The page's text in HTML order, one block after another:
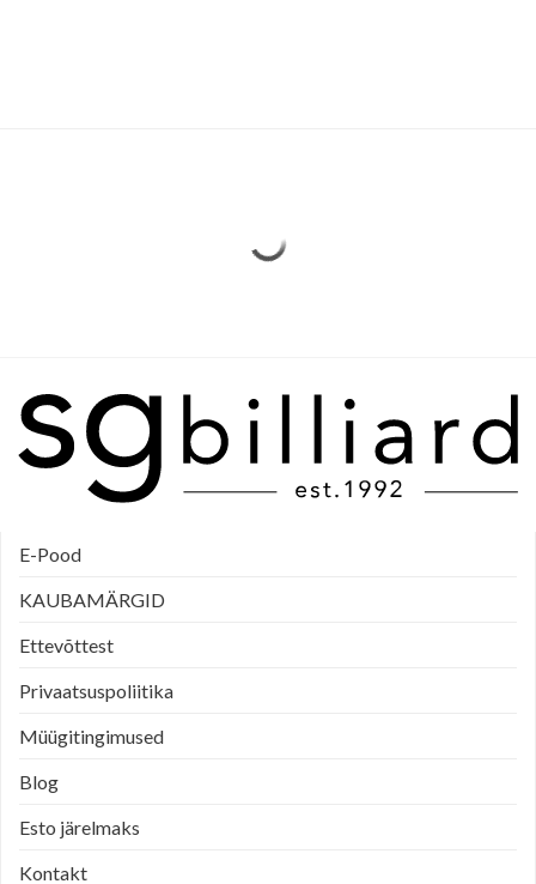
E-Pood
KAUBAMÄRGID
Ettevõttest
Privaatsuspoliitika
Müügitingimused
Blog
Esto järelmaks
Kontakt